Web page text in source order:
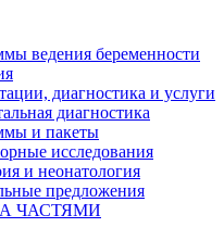
ведения беременности
диагностика и услуги
диагностика
и пакеты
исследования
и неонатология
предложения
ЧАСТЯМИ